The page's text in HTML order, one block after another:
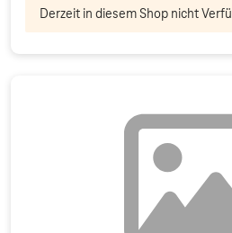
Derzeit in diesem Shop nicht